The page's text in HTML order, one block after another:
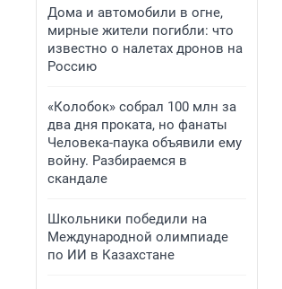
Дома и автомобили в огне,
мирные жители погибли: что
известно о налетах дронов на
Россию
«Колобок» собрал 100 млн за
два дня проката, но фанаты
Человека-паука объявили ему
войну. Разбираемся в
скандале
Школьники победили на
Международной олимпиаде
по ИИ в Казахстане